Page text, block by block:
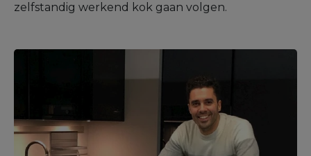
zelfstandig werkend kok gaan volgen.